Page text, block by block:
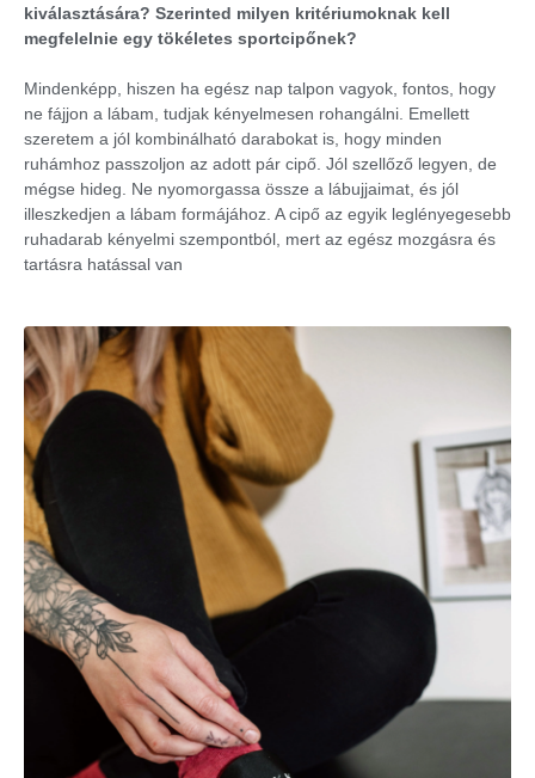
kiválasztására? Szerinted milyen kritériumoknak kell
megfelelnie egy tökéletes sportcipőnek?
Mindenképp, hiszen ha egész nap talpon vagyok, fontos, hogy
ne fájjon a lábam, tudjak kényelmesen rohangálni. Emellett
szeretem a jól kombinálható darabokat is, hogy minden
ruhámhoz passzoljon az adott pár cipő. Jól szellőző legyen, de
mégse hideg. Ne nyomorgassa össze a lábujjaimat, és jól
illeszkedjen a lábam formájához. A cipő az egyik leglényegesebb
ruhadarab kényelmi szempontból, mert az egész mozgásra és
tartásra hatással van